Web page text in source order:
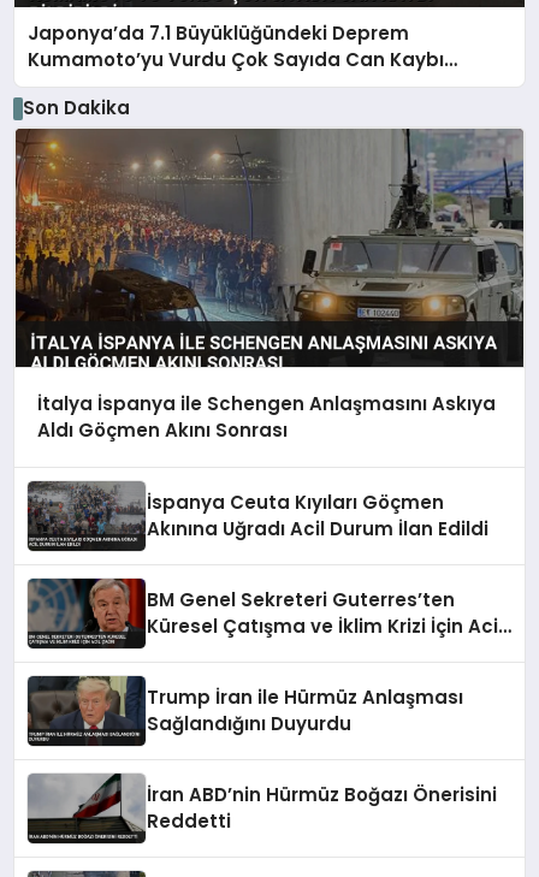
Japonya’da 7.1 Büyüklüğündeki Deprem
Kumamoto’yu Vurdu Çok Sayıda Can Kaybı
Bildirildi
Son Dakika
İtalya İspanya ile Schengen Anlaşmasını Askıya
Aldı Göçmen Akını Sonrası
İspanya Ceuta Kıyıları Göçmen
Akınına Uğradı Acil Durum İlan Edildi
BM Genel Sekreteri Guterres’ten
Küresel Çatışma ve İklim Krizi İçin Acil
Trump İran ile Hürmüz Anlaşması
Sağlandığını Duyurdu
İran ABD’nin Hürmüz Boğazı Önerisini
Reddetti